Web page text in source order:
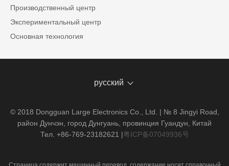
Производственный центр
Экспериментальный центр
Основная технология
русский
© 2018 Dongguan Large Electronics Co., Ltd. | № 8 Jingyi Road,
район Дунчэн, город Дунгуань, провинция Гуандун, Китай
Тел. +86-769-23182621 |粤ICP备07049936号